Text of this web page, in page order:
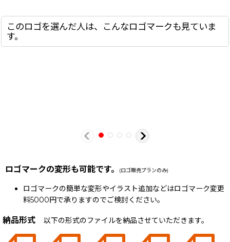
このロゴを選んだ人は、こんなロゴマークも見ていま
す。
ロゴマークの変形も可能です。 (ロゴ販売プランのみ)
ロゴマークの簡単な変形やイラスト追加などはロゴマーク変更
料5000円で承りますのでご検討ください。
納品形式 以下の形式のファイルを納品させていただきます。